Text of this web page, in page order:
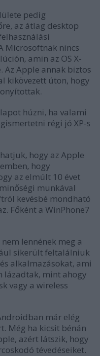
pedig
az átlag desktop
Microsoftnak nincs
amin az OS X-
Az Apple annak biztos
kikövezett úton, hogy
húzni, ha valami
régi jó XP-s
hogy az Apple
hogy
az elmúlt 10 évet
munkával
kevésbé mondható
Főként a WinPhone7
lennének meg a
sikerült feltalálniuk
alkalmazásokat, ami
lázadtak, mint ahogy
vagy a wireless
már elég
Még ha kicsit bénán
azért látszik, hogy
tévedéseiket.